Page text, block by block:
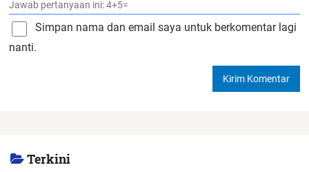
Simpan nama dan email saya untuk berkomentar lagi
nanti.
Terkini